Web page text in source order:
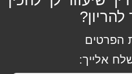
הפרטים
אלייך: